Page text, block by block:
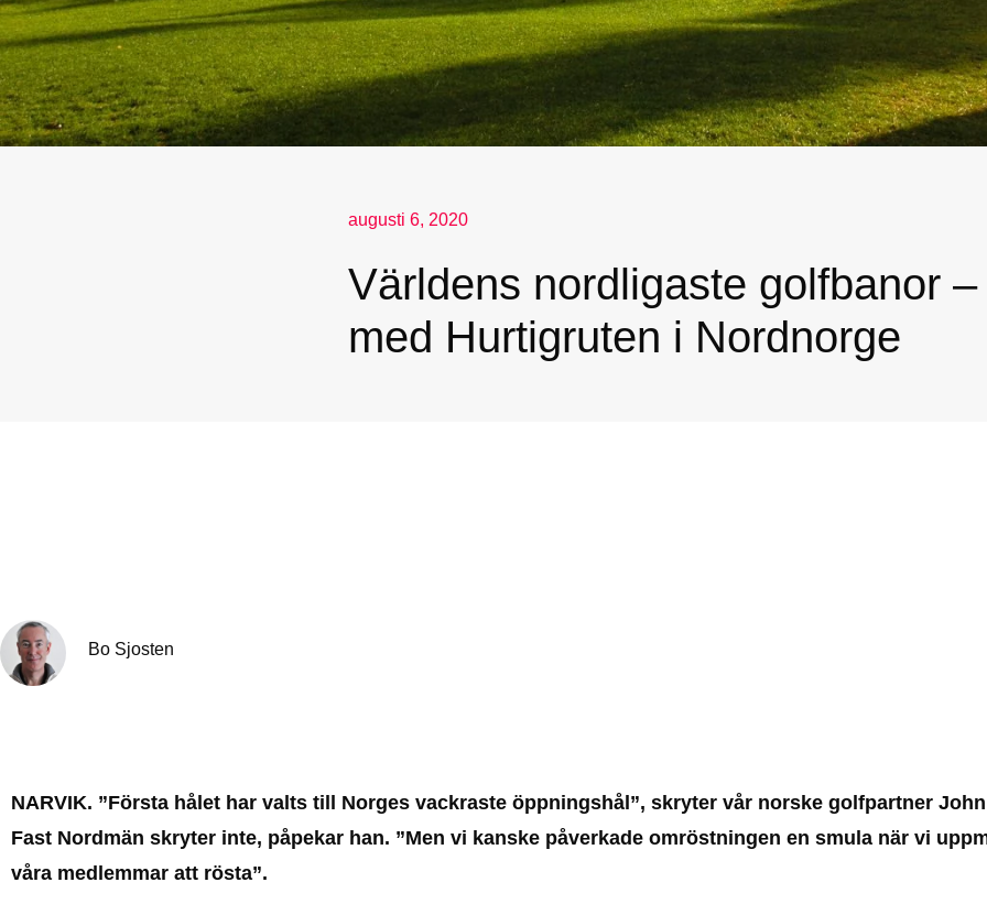
augusti 6, 2020
Världens nordligaste golfbanor
med Hurtigruten i Nordnorge
Bo Sjosten
NARVIK. ”Första hålet har valts till Norges vackraste öppningshål”, skryter vår norske golfpartner
Fast Nordmän skryter inte, påpekar han. ”Men vi kanske påverkade omröstningen en smula när vi
våra medlemmar att rösta”.